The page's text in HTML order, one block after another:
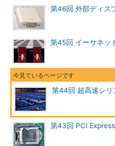
第46回 外部ディス
第45回 イーサネッ
第44回 超高速シリ
第43回 PCI